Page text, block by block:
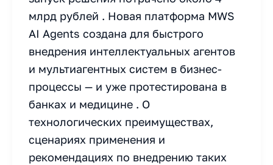
млрд рублей . Новая платформа MWS
AI Agents создана для быстрого
внедрения интеллектуальных агентов
и мультиагентных систем в бизнес-
процессы — и уже протестирована в
банках и медицине . О
технологических преимуществах,
сценариях применения и
рекомендациях по внедрению таких